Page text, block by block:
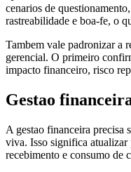
cenarios de
rastreabilidade e boa-fe, o
Tambem vale padronizar a
gerencial. O primeiro
impacto financeiro, risco
Gestao
A gestao financeira precisa
viva. Isso significa atualizar
recebimento e consumo de